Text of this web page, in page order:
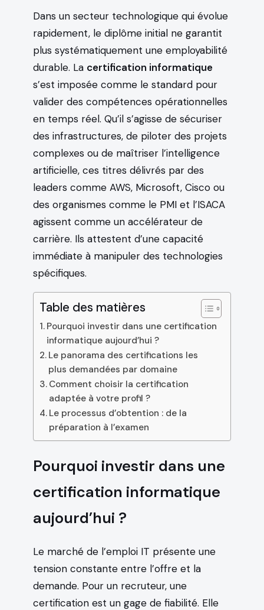
Dans un secteur technologique qui évolue
rapidement, le diplôme initial ne garantit
plus systématiquement une employabilité
durable. La certification informatique
s’est imposée comme le standard pour
valider des compétences opérationnelles
en temps réel. Qu’il s’agisse de sécuriser
des infrastructures, de piloter des projets
complexes ou de maîtriser l’intelligence
artificielle, ces titres délivrés par des
leaders comme AWS, Microsoft, Cisco ou
des organismes comme le PMI et l’ISACA
agissent comme un accélérateur de
carrière. Ils attestent d’une capacité
immédiate à manipuler des technologies
spécifiques.
Table des matières
Pourquoi investir dans une certification
informatique aujourd’hui ?
Le panorama des certifications les
plus demandées par domaine
Comment choisir la certification
adaptée à votre profil ?
Le processus d’obtention : de la
préparation à l’examen
Pourquoi investir dans une
certification informatique
aujourd’hui ?
Le marché de l’emploi IT présente une
tension constante entre l’offre et la
demande. Pour un recruteur, une
certification est un gage de fiabilité. Elle